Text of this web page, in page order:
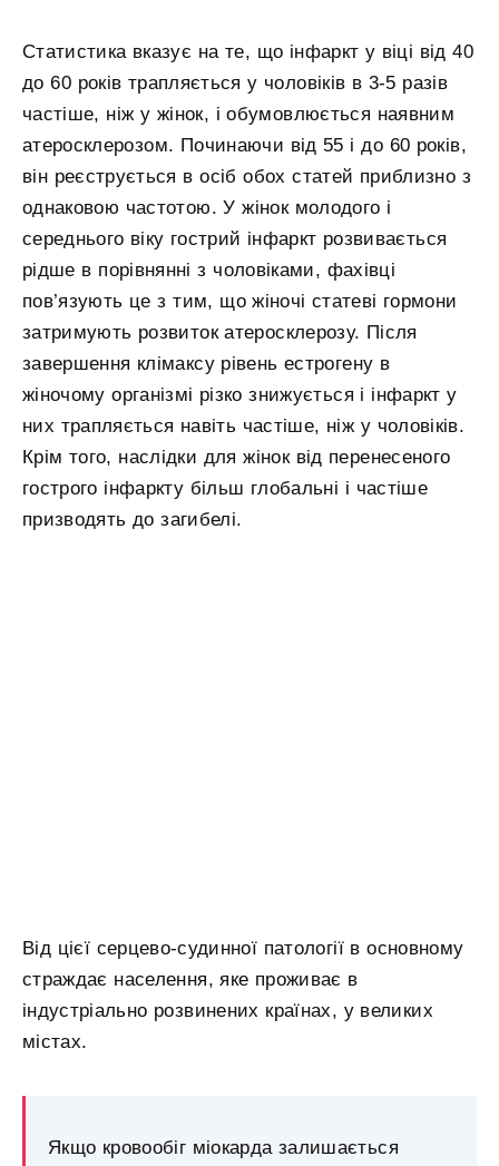
Статистика вказує на те, що інфаркт у віці від 40
до 60 років трапляється у чоловіків в 3-5 разів
частіше, ніж у жінок, і обумовлюється наявним
атеросклерозом. Починаючи від 55 і до 60 років,
він реєструється в осіб обох статей приблизно з
однаковою частотою. У жінок молодого і
середнього віку гострий інфаркт розвивається
рідше в порівнянні з чоловіками, фахівці
пов’язують це з тим, що жіночі статеві гормони
затримують розвиток атеросклерозу. Після
завершення клімаксу рівень естрогену в
жіночому організмі різко знижується і інфаркт у
них трапляється навіть частіше, ніж у чоловіків.
Крім того, наслідки для жінок від перенесеного
гострого інфаркту більш глобальні і частіше
призводять до загибелі.
Від цієї серцево-судинної патології в основному
страждає населення, яке проживає в
індустріально розвинених країнах, у великих
містах.
Якщо кровообіг міокарда залишається